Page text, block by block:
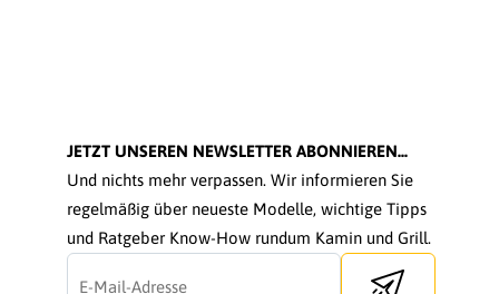
JETZT UNSEREN NEWSLETTER ABONNIEREN...
Und nichts mehr verpassen. Wir informieren Sie
regelmäßig über neueste Modelle, wichtige Tipps
und Ratgeber Know-How rundum Kamin und Grill.
Send newsletter